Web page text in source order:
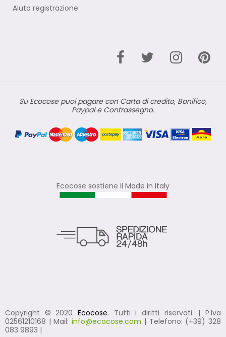
Aiuto registrazione
Su Ecocose puoi pagare con Carta di credito, Bonifico,
Paypal e Contrassegno.
Ecocose sostiene il Made in Italy
Copyright © 2020 Ecocose. Tutti i diritti riservati. | P.Iva
02561210168 | Mail:info@ecocose.com | Telefono: (+39) 328
083 9893 |